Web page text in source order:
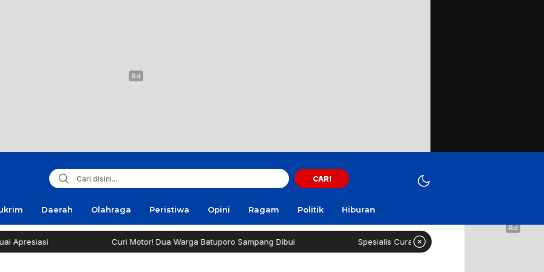
CARI
Daerah Olahraga Peristiwa Opini Ragam Politik Hiburan
Curi Motor! Dua Warga Batuporo Sampang Dibui Spesialis Curanmor Lintas Daerah Diringkus Polisi di